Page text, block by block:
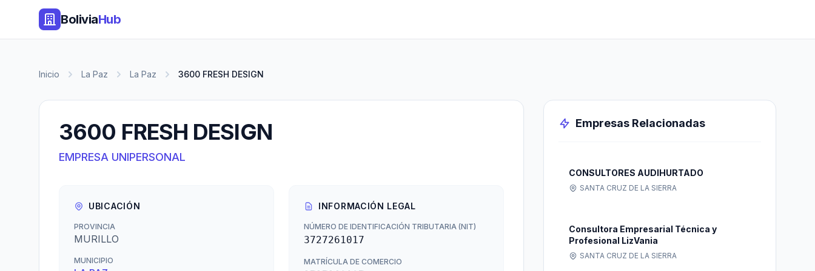
BoliviaHub
Inicio La Paz La Paz 3600 FRESH DESIGN
3600 FRESH DESIGN
EMPRESA UNIPERSONAL
UBICACIÓN
PROVINCIA
MURILLO
MUNICIPIO
INFORMACIÓN LEGAL
NÚMERO DE IDENTIFICACIÓN TRIBUTARIA (NIT)
3727261017
MATRÍCULA DE COMERCIO
Empresas Relacionadas
CONSULTORES AUDIHURTADO
SANTA CRUZ DE LA SIERRA
Consultora Empresarial Técnica y
Profesional LizVania
SANTA CRUZ DE LA SIERRA